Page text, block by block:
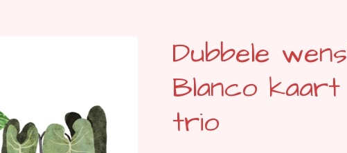
Dubbele
Blanco kaart
trio